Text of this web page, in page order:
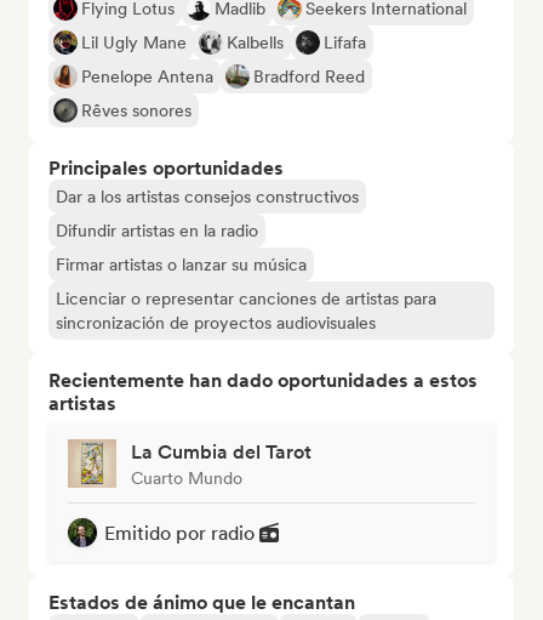
Flying Lotus Madlib
Seekers International
Lil Ugly Mane
Kalbells
Lifafa
Penelope Antena
Bradford Reed
Rêves sonores
Principales oportunidades
Dar a los artistas consejos constructivos
Difundir artistas en la radio
Firmar artistas o lanzar su música
Licenciar o representar canciones de artistas para
sincronización de proyectos audiovisuales
Recientemente han dado oportunidades a estos
artistas
La Cumbia del Tarot
Cuarto Mundo
Emitido por radio
Estados de ánimo que le encantan